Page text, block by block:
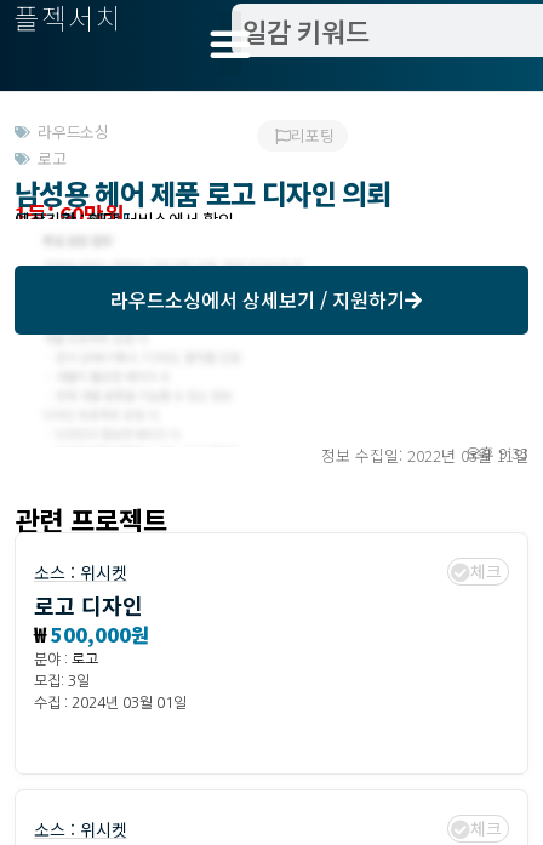
플젝서치
라우드소싱
로고
리포팅
남성용 헤어 제품 로고 디자인 의뢰
1등: 60만원
모집기한 : 03/15
예상기간 : 해당 서비스에서 확인
라우드소싱에서 상세보기 / 지원하기
정보 수집일: 2022년 03월 11일
오후 9:33
관련 프로젝트
소스 : 위시켓 체크
로고 디자인
₩500,000원
분야 : 로고
모집: 3일
수집 : 2024년 03월 01일
소스 : 위시켓 체크